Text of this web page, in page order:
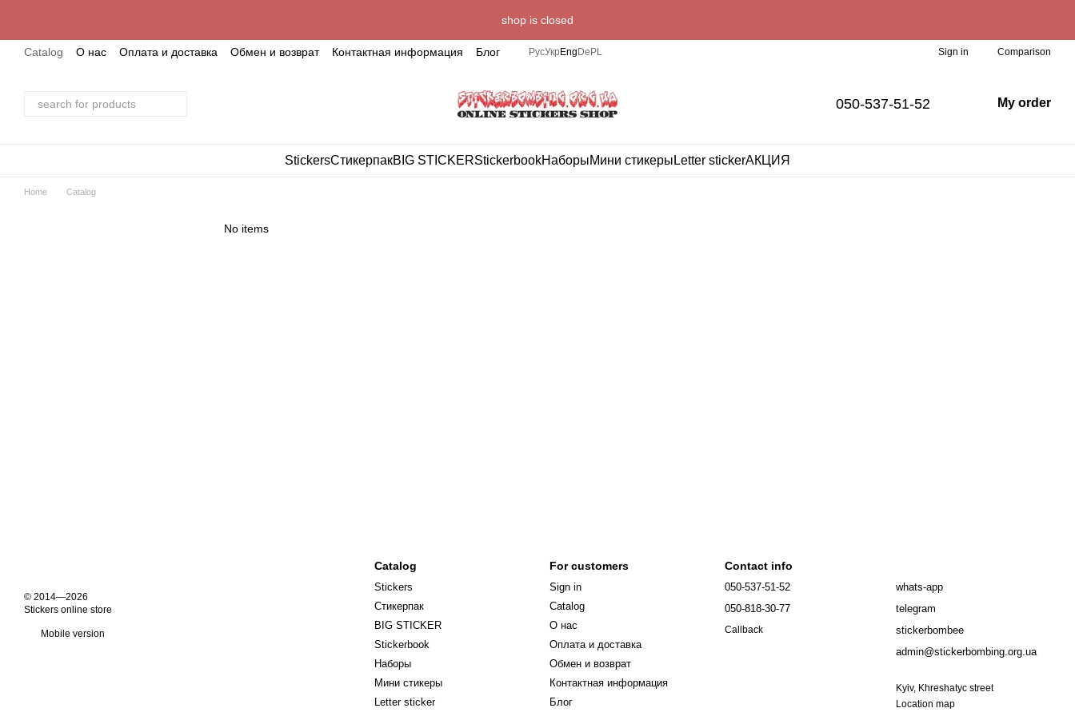
shop is closed
Catalog О нас Оплата и доставка Обмен и возврат Контактная информация Блог РусУкр Eng De PL Sign in Comparison
050-537-51-52 My order
StickersСтикерпакBIG STICKERStickerbookНаборыМини стикеры Letter stickerАКЦИЯ
Home Catalog
No items
© 2014—2026
Stickers online store
Mobile version
Catalog
Stickers
Стикерпак
BIG STICKER
Stickerbook
Наборы
Мини стикеры
Letter sticker
For customers
Sign in
Catalog
О нас
Оплата и доставка
Обмен и возврат
Контактная информация
Блог
Contact info
050-537-51-52
050-818-30-77
Callback
whats-app
telegram
stickerbombee
admin@stickerbombing.org.ua
Kyiv, Khreshatyc street
Location map